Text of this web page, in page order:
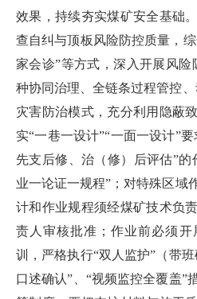
效果，持续夯实煤矿安全基础
查自纠与顶板风险防控质量，
家会诊”等方式，深入开展风险
种协同治理、全链条过程管控
灾害防治模式，充分利用隐蔽
实“一巷一设计”“一面一设计”
先支后修、治（修）后评估”
业一论证一规程”；对特殊区域
计和作业规程须经煤矿技术负
责人审核批准；作业前必须
训，严格执行“双人监护”（带
口述确认”、“视频监控全覆盖”